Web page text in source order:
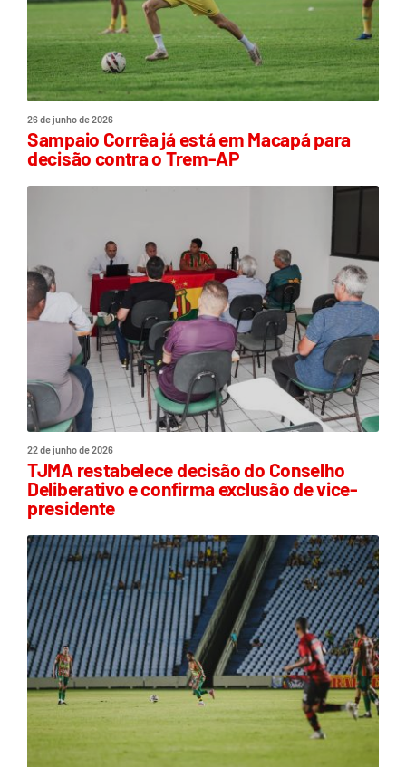
26 de junho de 2026
Sampaio Corrêa já está em Macapá para
decisão contra o Trem-AP
22 de junho de 2026
TJMA restabelece decisão do Conselho
Deliberativo e confirma exclusão de vice-
presidente